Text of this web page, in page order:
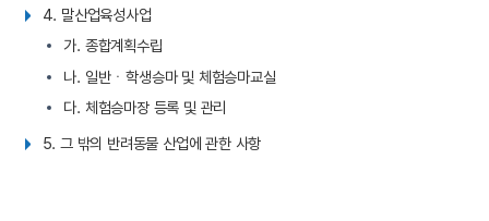
4. 말산업육성사업
가. 종합계획수립
나. 일반ㆍ학생승마 및 체험승마교실
다. 체험승마장 등록 및 관리
5. 그 밖의 반려동물 산업에 관한 사항